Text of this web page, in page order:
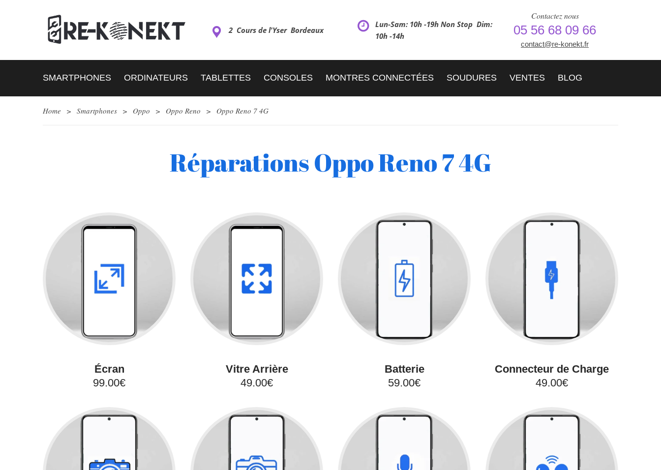
2 Cours de l'Yser Bordeaux
Lun-Sam: 10h -19h Non Stop Dim:
10h -14h
Contactez nous
05 56 68 09 66
contact@re-konekt.fr
SMARTPHONES ORDINATEURS TABLETTES CONSOLES MONTRES CONNECTÉES SOUDURES VENTES BLOG
Home > Smartphones > Oppo > Oppo Reno > Oppo Reno 7 4G
Réparations Oppo Reno 7 4G
Écran
99.00€
Vitre Arrière
49.00€
Batterie
59.00€
Connecteur de Charge
49.00€